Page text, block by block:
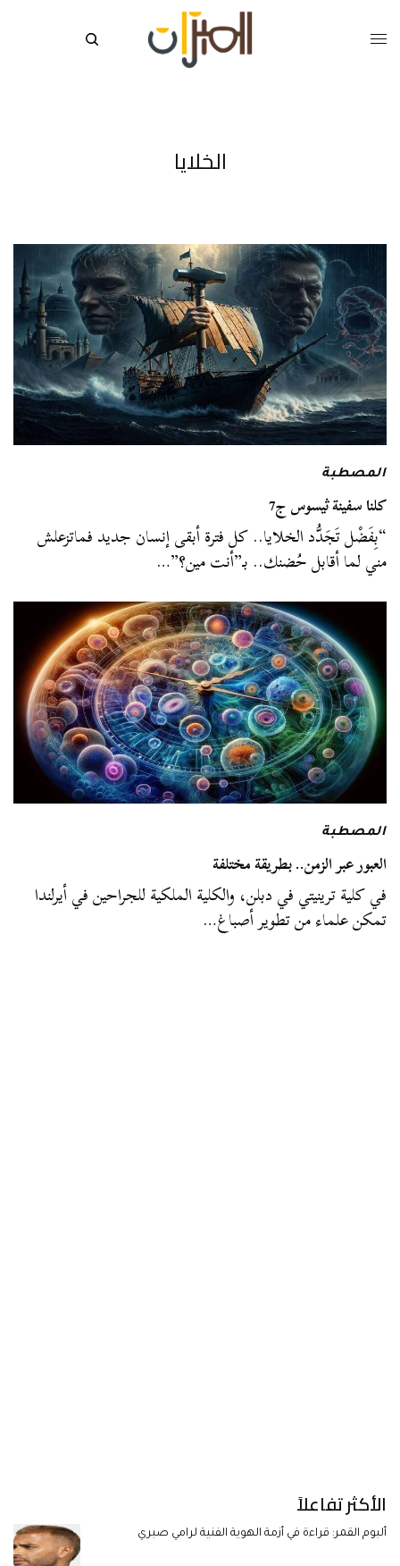
الخلايا
المصطبة
كلنا سفينة ثيسوس ج7
“بِفَضْل تَجَدُّد الخلايا.. كل فترة أبقى إنسان جديد فماتزعلش
مني لما أقابل حُضنك.. بـ”أنت مين؟”…
المصطبة
العبور عبر الزمن.. بطريقة مختلفة
في كلية ترينيتي في دبلن، والكلية الملكية للجراحين في أيرلندا
تمكن علماء من تطوير أصباغ…
الأكثر تفاعلاً
ألبوم القمر: قراءة في أزمة الهوية الفنية لرامي صبري